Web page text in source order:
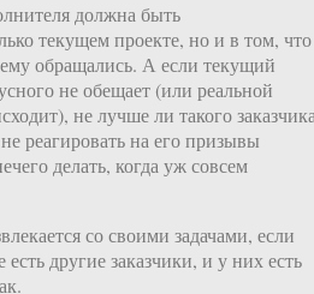
должна быть
текущем проекте, но и в том, что
обращались. А если текущий
не обещает (или реальной
не лучше ли такого
реагировать на его призывы
делать, когда уж совсем
со своими задачами, если
другие заказчики, и у них есть